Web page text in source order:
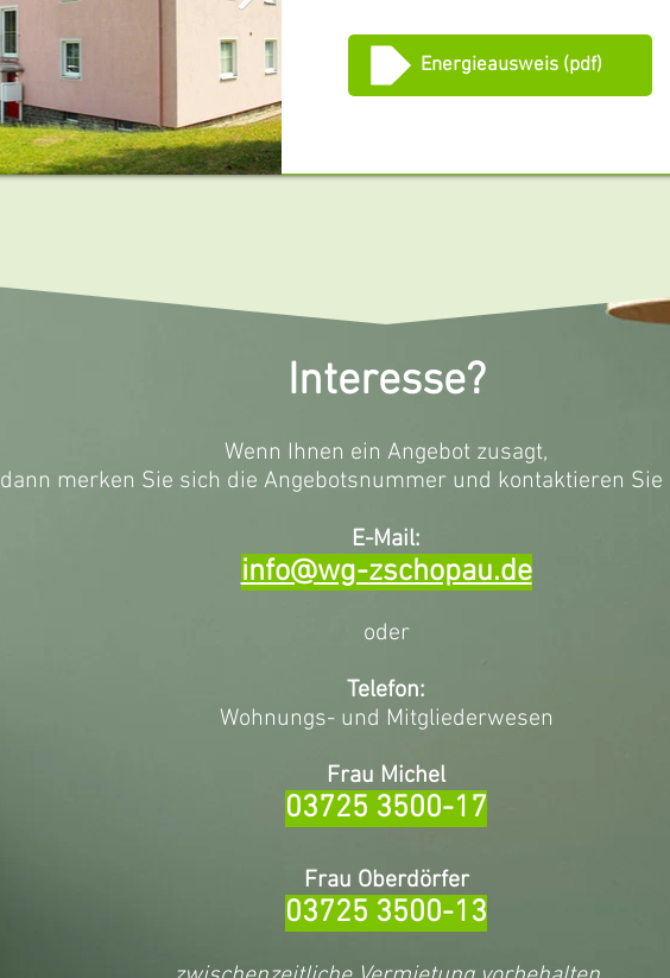
Energieausweis (pdf)
Interesse?
Wenn Ihnen ein Angebot zusagt,
dann merken Sie sich die Angebotsnummer und kontaktieren Sie
E-Mail:
info@wg-zschopau.de
oder
Telefon:
Wohnungs- und Mitgliederwesen
Frau Michel
03725 3500-17
Frau Oberdörfer
03725 3500-13